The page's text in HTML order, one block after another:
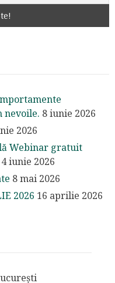
nevoile. 8 iunie 2026
2026
Webinar gratuit
4 iunie 2026
8 mai 2026
2026 16 aprilie 2026